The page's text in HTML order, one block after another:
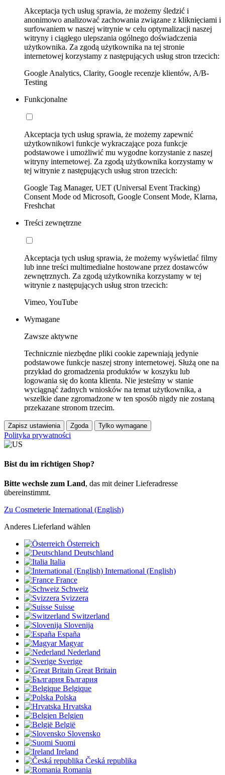
Akceptacja tych usług sprawia, że możemy śledzić i
anonimowo analizować zachowania związane z kliknięciami i
surfowaniem w naszej witrynie w celu optymalizacji naszej
witryny i ciągłego ulepszania ogólnego doświadczenia
użytkownika. Za zgodą użytkownika na tej stronie
internetowej korzystamy z następujących usług stron trzecich:
Google Analytics, Clarity, Google recenzje klientów, A/B-
Testing
Funkcjonalne
Akceptacja tych usług sprawia, że możemy zapewnić
użytkownikowi funkcje wykraczające poza funkcje
podstawowe i umożliwić mu wygodne korzystanie z naszej
witryny internetowej. Za zgodą użytkownika korzystamy w
tej witrynie z następujących usług stron trzecich:
Google Tag Manager, UET (Universal Event Tracking)
Consent Mode od Microsoft, Google Consent Mode, Klarna,
Freshchat
Treści zewnętrzne
Akceptacja tych usług sprawia, że możemy wyświetlać filmy
lub inne treści multimedialne hostowane przez dostawców
zewnętrznych. Za zgodą użytkownika korzystamy w tej
witrynie z następujących usług stron trzecich:
Vimeo, YouTube
Wymagane
Zawsze aktywne
Technicznie niezbędne pliki cookie zapewniają jedynie
podstawowe funkcje naszej strony internetowej. Służą one na
przykład do gromadzenia produktów w koszyku lub
logowania się do konta klienta. Nie jesteśmy w stanie
wyciągnąć żadnych wniosków na temat użytkownika, a
wszelkie dane zgromadzone w ten sposób nigdy nie zostaną
przekazane stronom trzecim.
Zapisz ustawienia Zgoda Tylko wymagane
Polityka prywatności
Bist du im richtigen Shop?
Bitte wechsle zum Land, das mit deiner Lieferadresse
übereinstimmt.
Zu Cosmeterie International (English)
Anderes Lieferland wählen
Österreich
Deutschland
Italia
International (English)
France
Schweiz
Svizzera
Suisse
Switzerland
Slovenija
España
Magyar
Nederland
Sverige
Great Britain
България
Belgique
Polska
Hrvatska
Belgien
België
Slovensko
Suomi
Ireland
Česká republika
Romania